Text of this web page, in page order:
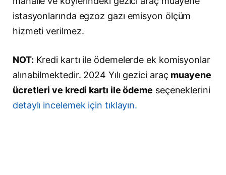
istasyonlarında egzoz gazı emisyon ölçüm
hizmeti verilmez.
NOT: Kredi kartı ile ödemelerde ek komisyonlar
alınabilmektedir. 2024 Yılı gezici araç muayene
ücretleri ve kredi kartı ile ödeme seçeneklerini
detaylı incelemek için tıklayın.